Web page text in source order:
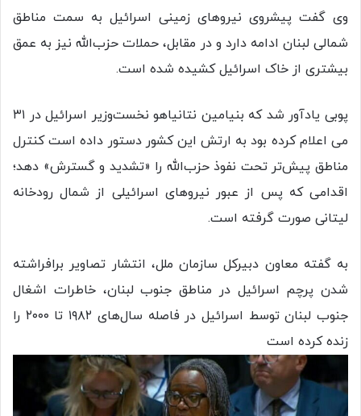
وی گفت پیشروی نیروهای زمینی اسرائیل به سمت مناطق
شمالی لبنان ادامه دارد و در مقابل، حملات حزب‌الله نیز به عمق
بیشتری از خاک اسرائیل کشیده شده است.
پوبی یادآور شد که بنیامین نتانیاهو نخست‌وزیر اسرائیل در ۳۱
می اعلام کرده بود به ارتش این کشور دستور داده است کنترل
مناطق پیش‌تر تحت نفوذ حزب‌الله را «تشدید و گسترش» دهد؛
اقدامی که پس از عبور نیروهای اسرائیلی از شمال رودخانه
لیتانی صورت گرفته است.
به گفته معاون دبیرکل سازمان ملل، انتشار تصاویر برافراشته
شدن پرچم اسرائیل در مناطق جنوب لبنان، خاطرات اشغال
جنوب لبنان توسط اسرائیل در فاصله سال‌های ۱۹۸۲ تا ۲۰۰۰ را
زنده کرده است